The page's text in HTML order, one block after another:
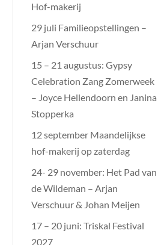
Hof-makerij
29 juli Familieopstellingen –
Arjan Verschuur
15 – 21 augustus: Gypsy
Celebration Zang Zomerweek
– Joyce Hellendoorn en Janina
Stopperka
12 september Maandelijkse
hof-makerij op zaterdag
24- 29 november: Het Pad van
de Wildeman – Arjan
Verschuur & Johan Meijen
17 – 20 juni: Triskal Festival
2027